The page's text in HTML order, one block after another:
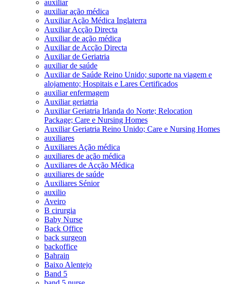
auxiliar
auxiliar ação médica
Auxiliar Ação Médica Inglaterra
Auxiliar Acção Directa
Auxiliar de ação médica
Auxiliar de Acção Directa
Auxiliar de Geriatria
auxiliar de saúde
Auxiliar de Saúde Reino Unido; suporte na viagem e
alojamento; Hospitais e Lares Certificados
auxiliar enfermagem
Auxiliar geriatria
Auxiliar Geriatria Irlanda do Norte; Relocation
Package; Care e Nursing Homes
Auxiliar Geriatria Reino Unido; Care e Nursing Homes
auxiliares
Auxiliares Ação médica
auxiliares de ação médica
Auxiliares de Acção Médica
auxiliares de saúde
Auxiliares Sénior
auxilio
Aveiro
B cirurgia
Baby Nurse
Back Office
back surgeon
backoffice
Bahrain
Baixo Alentejo
Band 5